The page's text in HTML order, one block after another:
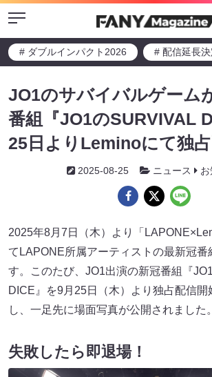
Menu
# ダブルインパクト2026 # 配信延長決
JO1のサバイバルゲーム
番組『JO1のSURVIVAL
25日よりLeminoにて独
2025-08-25 ニュース
2025年8月7日（木）より「
てLAPONE所属アーティストの最新冠番
す。このたび、JO1出演の新冠番組『
DICE』を9月25日（木）より独占配信開
し、一足先に場面写真が公開されました。
失敗したら即退場！